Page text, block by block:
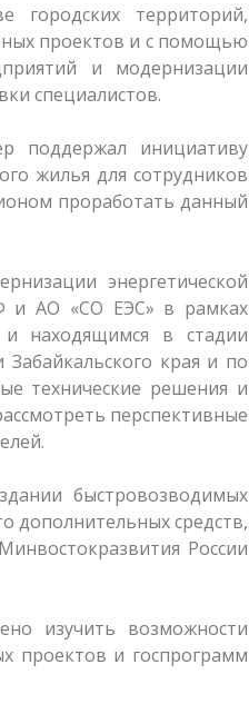
городских территорий,
проектов и с помощью
и модернизации
специалистов.
поддержал инициативу
жилья для сотрудников
проработать данный
энергетической
и АО «СО ЕЭС» в рамках
находящимся в стадии
края и по
технические решения и
перспективные
быстровозводимых
дополнительных средств,
России
изучить возможности
проектов и госпрограмм